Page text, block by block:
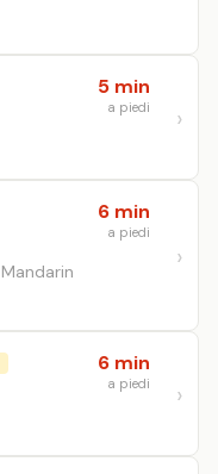
5 min
a piedi
6 min
a piedi
6 min
a piedi